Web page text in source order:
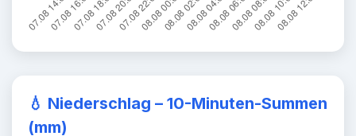
💧 Niederschlag – 10-Minuten-Summen
(mm)